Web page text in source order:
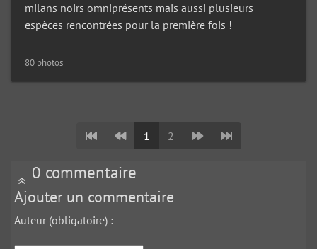
milans noirs omniprésents mais aussi plusieurs
espèces rencontrées pour la première fois !
80 photos
1 2
0 commentaire
Ajouter un commentaire
Auteur (obligatoire) :